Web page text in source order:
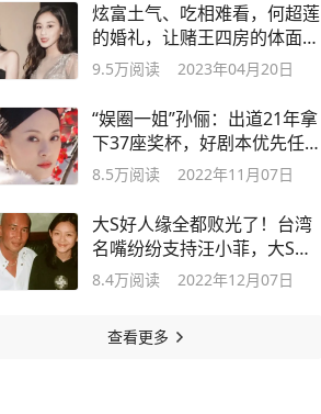
炫富土气、吃相难看，何超莲
的婚礼，让赌王四房的体面都
丢光了
9.5万阅读 2023年04月20日
“娱圈一姐”孙俪：出道21年拿
下37座奖杯，好剧本优先任她
挑选
8.5万阅读 2022年11月07日
大S好人缘全都败光了！台湾
名嘴纷纷支持汪小菲，大S彻
底翻车？
8.4万阅读 2022年12月07日
查看更多